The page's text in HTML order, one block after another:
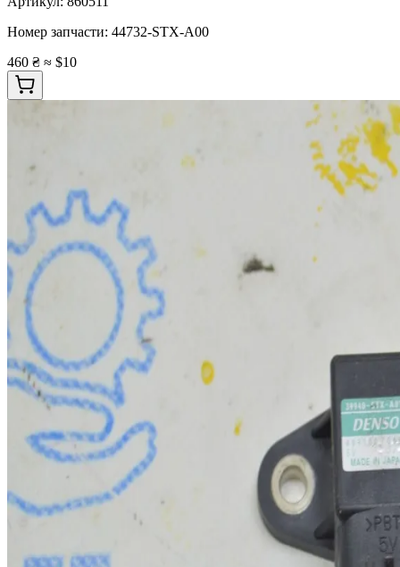
Номер запчасти: 44732-STX-A00
460 ₴ ≈ $10